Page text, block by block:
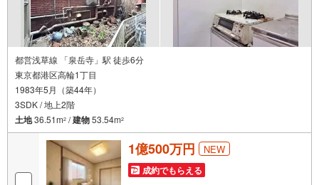
都営浅草線 「泉岳寺」駅 徒歩6分
東京都港区高輪1丁目
1983年5月（築44年）
3SDK / 地上2階
土地36.51m2 /建物53.54m2
1億500万円 NEW
成約でもらえる